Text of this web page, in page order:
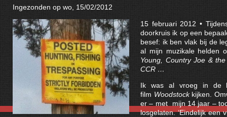
Ingezonden op wo, 15/02/2012
15 februari 2012 •
doorkruis ik op een
besef: ik ben vlak bij de
al mijn muzikale helden
Young, Country Joe &
CCR …
Ik was al vroeg in
film Woodstockkijken.
er – met mijn 14 jaar –
losgelaten. ‘Eindelijk een